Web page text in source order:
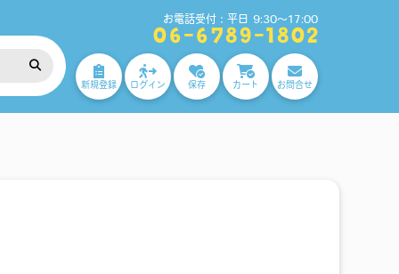
お電話受付：平日 9:30～17:00
06-6789-1802
新規登録 ログイン 保存 カート お問合せ